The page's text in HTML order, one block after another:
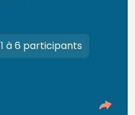
1 à 6 participants